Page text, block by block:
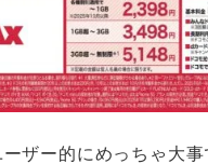
ーザー的にめっちゃ大